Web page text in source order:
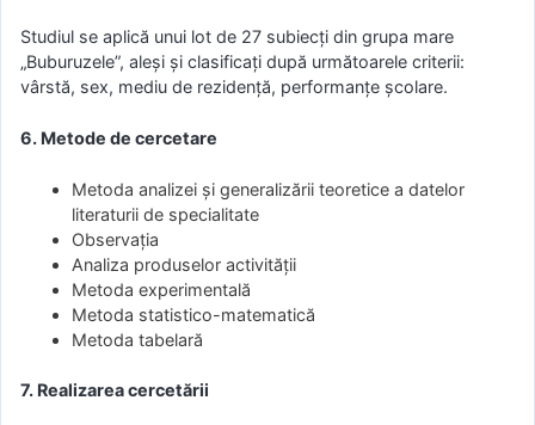
Studiul se aplică unui lot de 27 subiecţi din grupa mare
„Buburuzele”, aleşi şi clasificaţi după următoarele criterii:
vârstă, sex, mediu de rezidență, performanţe şcolare.
6. Metode de cercetare
Metoda analizei şi generalizării teoretice a datelor
literaturii de specialitate
Observaţia
Analiza produselor activităţii
Metoda experimentală
Metoda statistico-matematică
Metoda tabelară
7. Realizarea cercetării